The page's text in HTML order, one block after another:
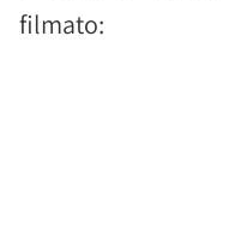
filmato: